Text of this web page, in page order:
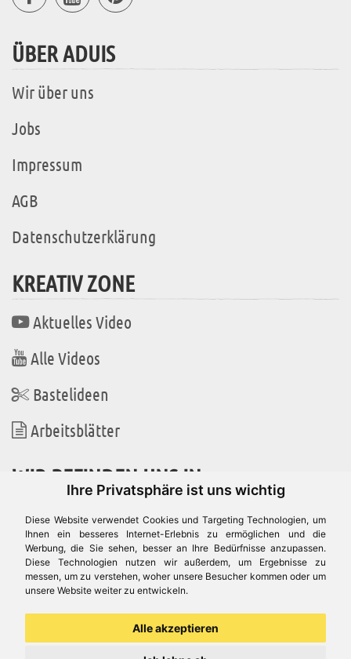
Ihre Privatsphäre ist uns wichtig
Diese Website verwendet Cookies und Targeting Technologien, um
Ihnen ein besseres Internet-Erlebnis zu ermöglichen und die
Werbung, die Sie sehen, besser an Ihre Bedürfnisse anzupassen.
Diese Technologien nutzen wir außerdem, um Ergebnisse zu
messen, um zu verstehen, woher unsere Besucher kommen oder um
unsere Website weiter zu entwickeln.
Alle akzeptieren
ÜBER ADUIS
Wir über uns
Jobs
Impressum
AGB
Datenschutzerklärung
KREATIV ZONE
Aktuelles Video
Alle Videos
Bastelideen
Arbeitsblätter
WIR BEFINDEN UNS IN
Es gibt uns auch in